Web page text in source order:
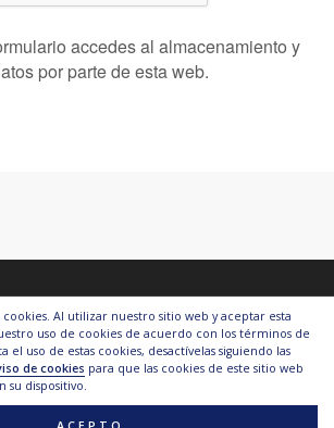
Al utilizar nuestro sitio web y aceptar esta
uso de cookies de acuerdo con los términos de
el uso de estas cookies, desactívelas siguiendo las
de cookies para que las cookies de este sitio web
su dispositivo.
accedes al almacenamiento y
por parte de esta web.
2019 -AVISO LEGAL Y CONDICIONES
DE PRIVACIDAD